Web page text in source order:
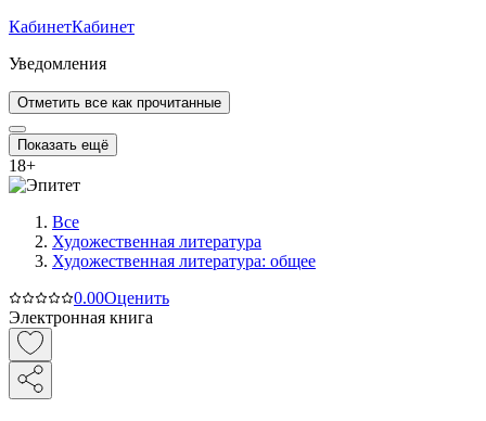
КабинетКабинет
Уведомления
Отметить все как прочитанные
Показать ещё
18+
Все
Художественная литература
Художественная литература: общее
0.00Оценить
Электронная книга